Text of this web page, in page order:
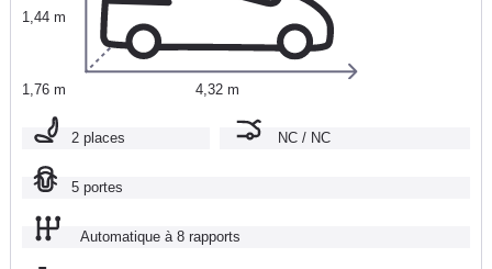
1,44 m
1,76 m 4,32 m
2 places NC / NC
5 portes
Automatique à 8 rapports